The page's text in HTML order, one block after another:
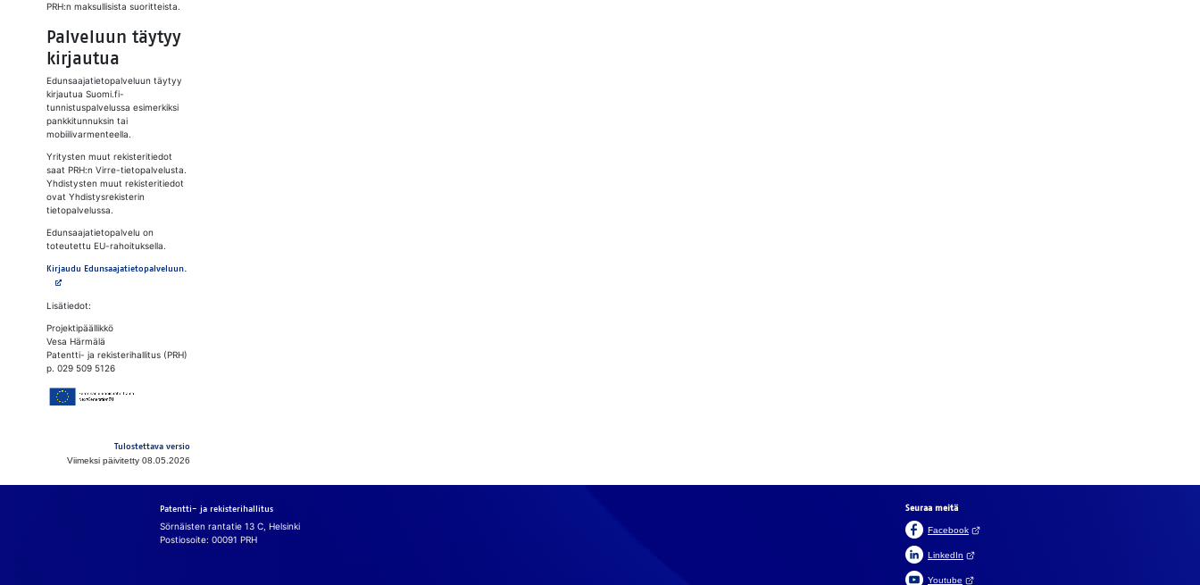
PRH:n maksullisista suoritteista.
Palveluun täytyy
kirjautua
Edunsaajatietopalveluun täytyy
kirjautua Suomi.fi-
tunnistuspalvelussa esimerkiksi
pankkitunnuksin tai
mobiilivarmenteella.
Yritysten muut rekisteritiedot
saat PRH:n Virre-tietopalvelusta.
Yhdistysten muut rekisteritiedot
ovat Yhdistysrekisterin
tietopalvelussa.
Edunsaajatietopalvelu on
toteutettu EU-rahoituksella.
Kirjaudu Edunsaajatietopalveluun.
Lisätiedot:
Projektipäällikkö
Vesa Härmälä
Patentti- ja rekisterihallitus (PRH)
p. 029 509 5126
Tulostettava versio
Viimeksi päivitetty 08.05.2026
Patentti- ja rekisterihallitus
Sörnäisten rantatie 13 C, Helsinki
Postiosoite: 00091 PRH
Seuraa meitä
Facebook(Avautuu uuteen välilehteen)
LinkedIn (Avautuu uuteen välilehteen)
Youtube (Avautuu uuteen välilehteen)